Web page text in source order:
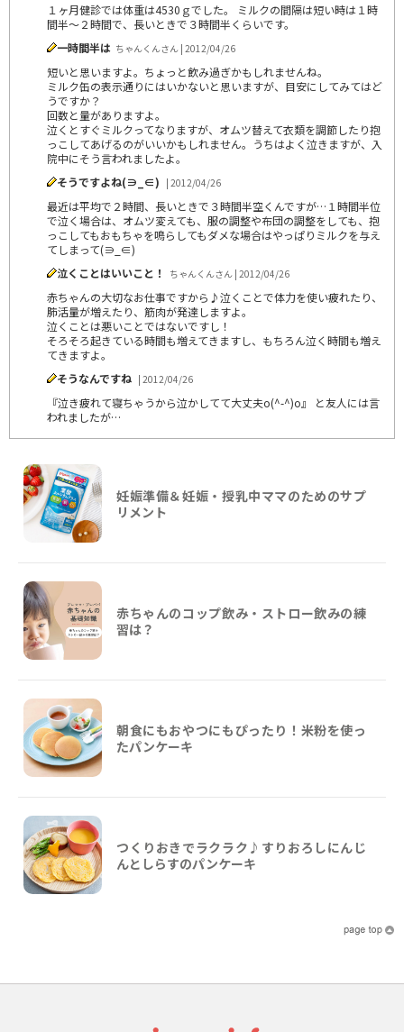
１ヶ月健診では体重は4530ｇでした。 ミルクの間隔は短い時は１時
間半～２時間で、長いときで３時間半くらいです。
一時間半は ちゃんくんさん | 2012/04/26
短いと思いますよ。ちょっと飲み過ぎかもしれませんね。
ミルク缶の表示通りにはいかないと思いますが、目安にしてみてはど
うですか？
回数と量がありますよ。
泣くとすぐミルクってなりますが、オムツ替えて衣類を調節したり抱
っこしてあげるのがいいかもしれません。うちはよく泣きますが、入
院中にそう言われましたよ。
そうですよね(∋_∈) | 2012/04/26
最近は平均で２時間、長いときで３時間半空くんですが…１時間半位
で泣く場合は、オムツ変えても、服の調整や布団の調整をしても、抱
っこしてもおもちゃを鳴らしてもダメな場合はやっぱりミルクを与え
てしまって(∋_∈)
泣くことはいいこと！
ちゃんくんさん | 2012/04/26
赤ちゃんの大切なお仕事ですから♪泣くことで体力を使い疲れたり、
肺活量が増えたり、筋肉が発達しますよ。
泣くことは悪いことではないですし！
そろそろ起きている時間も増えてきますし、もちろん泣く時間も増え
てきますよ。
そうなんですね | 2012/04/26
『泣き疲れて寝ちゃうから泣かしてて大丈夫o(^-^)o』 と友人には言
われましたが…
妊娠準備＆妊娠・授乳中ママのためのサプ
リメント
赤ちゃんのコップ飲み・ストロー飲みの練
習は？
朝食にもおやつにもぴったり！米粉を使っ
たパンケーキ
つくりおきでラクラク♪すりおろしにんじ
んとしらすのパンケーキ